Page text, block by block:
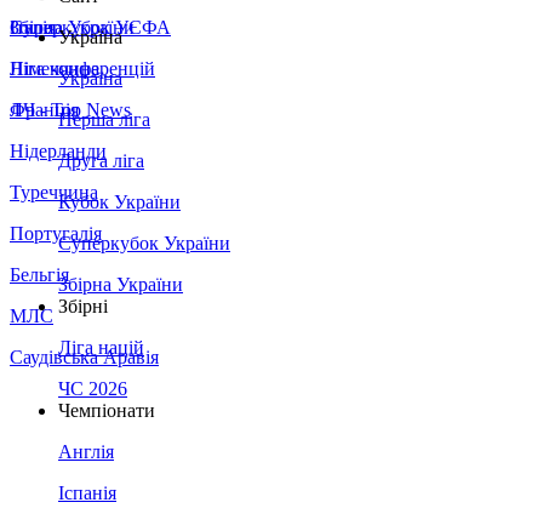
Збірна України
Італія
Німеччина
Франція
Нідерланди
Туреччина
Португалія
Бельгія
МЛС
Саудівська Аравія
Суперкубок УЄФА
Ліга конференцій
ЛЧ - Top News
Україна
Україна
Перша ліга
Друга ліга
Кубок України
Суперкубок України
Збірна України
Збірні
Ліга націй
ЧС 2026
Чемпіонати
Англія
Іспанія